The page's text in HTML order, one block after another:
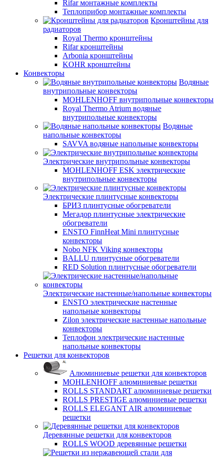
Rifar монтажные комплекты
Теплоприбор монтажные комплекты
Кронштейны для
радиаторов
Royal Thermo кронштейны
Rifar кронштейны
Arbonia кронштейны
KOHR кронштейны
Конвекторы
Водяные
внутрипольные конвекторы
MOHLENHOFF внутрипольные конвекторы
Royal Thermo Atrium водяные
внутрипольные конвекторы
Водяные
напольные конвекторы
SAVVA водяные напольные конвекторы
Электрические внутрипольные конвекторы
MOHLENHOFF ESK электрические
внутрипольные конвекторы
Электрические плинтусные конвекторы
БРИЗ плинтусные обогреватели
Мегадор плинтусные электрические
обогреватели
ENSTO FinnHeat Mini плинтусные
конвекторы
Nobo NFK Viking конвекторы
BALLU плинтусные обогреватели
RED Solution плинтусные обогреватели
Электрические настенные/напольные конвекторы
ENSTO электрические настенные
напольные конвекторы
Zilon электрические настенные напольные
конвекторы
Теплофон электрические настенные
напольные конвекторы
Решетки для конвекторов
Алюминиевые решетки для конвекторов
MOHLENHOFF алюминиевые решетки
ROLLS STANDART алюминиевые решетки
ROLLS PRESTIGE алюминиевые решетки
ROLLS ELEGANT AIR алюминиевые
решетки
Деревянные решетки для конвекторов
ROLLS WOOD деревянные решетки